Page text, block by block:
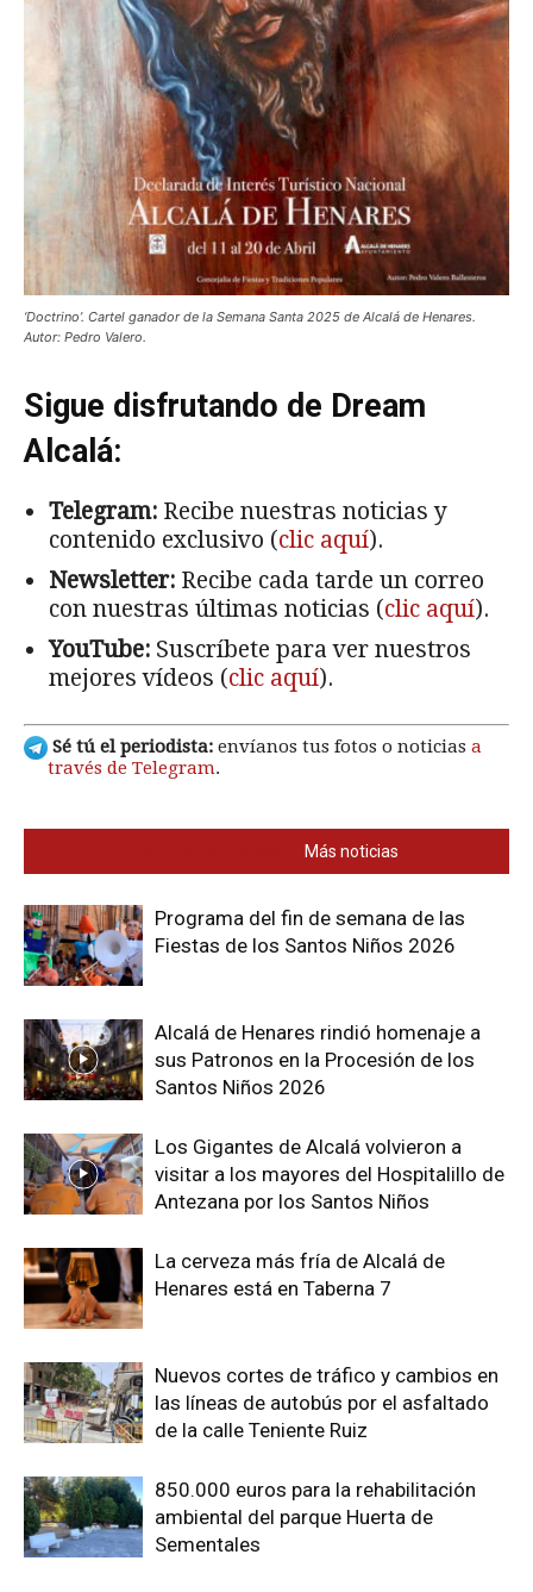
‘Doctrino’. Cartel ganador de la Semana Santa 2025 de Alcalá de Henares.
Autor: Pedro Valero.
Sigue disfrutando de Dream
Alcalá:
Telegram: Recibe nuestras noticias y
contenido exclusivo (clic aquí).
Newsletter: Recibe cada tarde un correo
con nuestras últimas noticias (clic aquí).
YouTube: Suscríbete para ver nuestros
mejores vídeos (clic aquí).
Sé tú el periodista: envíanos tus fotos o noticias a
través de Telegram.
Más noticias
Programa del fin de semana de las
Fiestas de los Santos Niños 2026
Alcalá de Henares rindió homenaje a
sus Patronos en la Procesión de los
Santos Niños 2026
Los Gigantes de Alcalá volvieron a
visitar a los mayores del Hospitalillo de
Antezana por los Santos Niños
La cerveza más fría de Alcalá de
Henares está en Taberna 7
Nuevos cortes de tráfico y cambios en
las líneas de autobús por el asfaltado
de la calle Teniente Ruiz
850.000 euros para la rehabilitación
ambiental del parque Huerta de
Sementales